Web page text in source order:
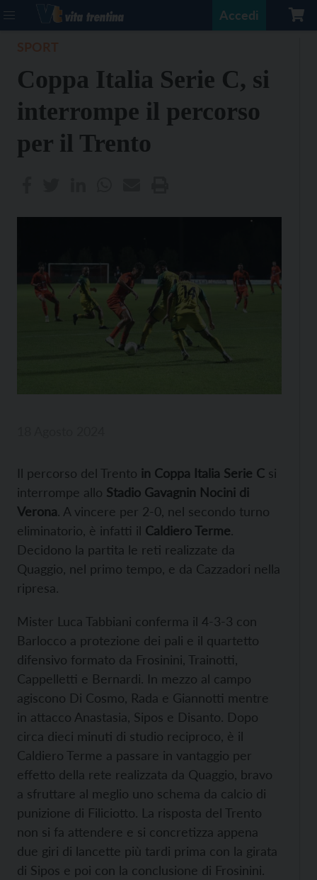
Accedi
Coppa Italia Serie C, si
interrompe il percorso
per il Trento
Il percorso del Trento in Coppa Italia Serie C si
interrompe allo Stadio Gavagnin Nocini di
Verona. A vincere per 2-0, nel secondo turno
eliminatorio, è infatti il Caldiero Terme.
Decidono la partita le reti realizzate da
Quaggio, nel primo tempo, e da Cazzadori nella
ripresa.
Mister Luca Tabbiani conferma il 4-3-3 con
Barlocco a protezione dei pali e il quartetto
difensivo formato da Frosinini, Trainotti,
Cappelletti e Bernardi. In mezzo al campo
agiscono Di Cosmo, Rada e Giannotti mentre
in attacco Anastasia, Sipos e Disanto. Dopo
circa dieci minuti di studio reciproco, è il
Caldiero Terme a passare in vantaggio per
effetto della rete realizzata da Quaggio, bravo
a sfruttare al meglio uno schema da calcio di
punizione di Filiciotto. La risposta del Trento
non si fa attendere e si concretizza appena
due giri di lancette più tardi prima con la girata
di Sipos e poi con la conclusione di Frosinini.